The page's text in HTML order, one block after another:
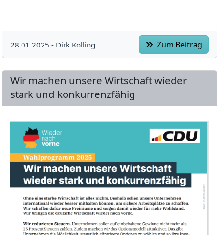
28.01.2025 - Dirk Kolling Zum Beitrag
Wir machen unsere Wirtschaft wieder
stark und konkurrenzfähig